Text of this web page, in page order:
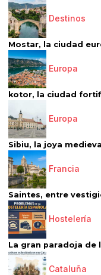
Destinos
Mostar, la ciudad
Europa
kotor, la ciudad
Europa
Sibiu, la joya
Francia
Saintes, entre
Hostelería
La gran paradoja de
Cataluña